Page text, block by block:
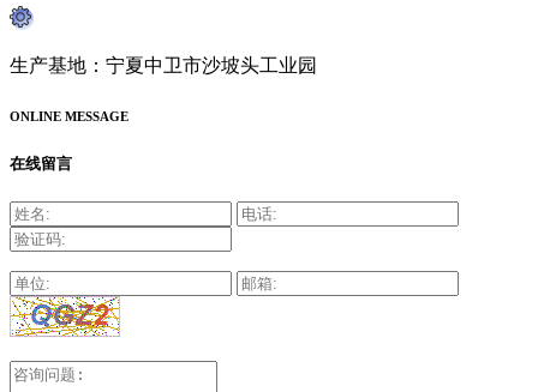
生产基地：宁夏中卫市沙坡头工业园
ONLINE MESSAGE
在线留言